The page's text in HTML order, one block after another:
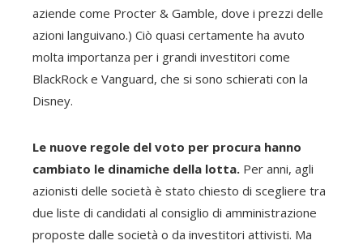
aziende come Procter & Gamble, dove i prezzi delle
azioni languivano.) Ciò quasi certamente ha avuto
molta importanza per i grandi investitori come
BlackRock e Vanguard, che si sono schierati con la
Disney.
Le nuove regole del voto per procura hanno
cambiato le dinamiche della lotta. Per anni, agli
azionisti delle società è stato chiesto di scegliere tra
due liste di candidati al consiglio di amministrazione
proposte dalle società o da investitori attivisti. Ma